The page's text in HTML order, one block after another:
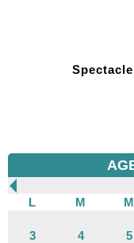
L
M M
3
4 5